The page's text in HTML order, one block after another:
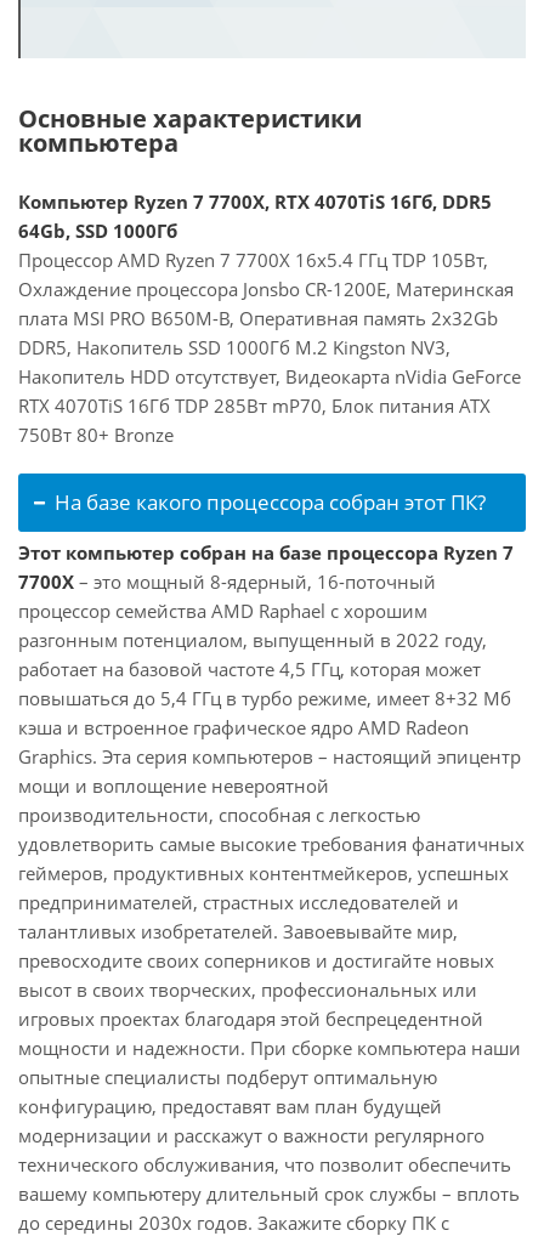
Основные характеристики
компьютера
Компьютер Ryzen 7 7700X, RTX 4070TiS 16Гб, DDR5
64Gb, SSD 1000Гб
Процессор AMD Ryzen 7 7700X 16x5.4 ГГц TDP 105Вт,
Охлаждение процессора Jonsbo CR-1200E, Материнская
плата MSI PRO B650M-B, Оперативная память 2x32Gb
DDR5, Накопитель SSD 1000Гб M.2 Kingston NV3,
Накопитель HDD отсутствует, Видеокарта nVidia GeForce
RTX 4070TiS 16Гб TDP 285Вт mP70, Блок питания ATX
750Вт 80+ Bronze
На базе какого процессора собран этот ПК?
Этот компьютер собран на базе процессора Ryzen 7
7700X – это мощный 8-ядерный, 16-поточный
процессор семейства AMD Raphael с хорошим
разгонным потенциалом, выпущенный в 2022 году,
работает на базовой частоте 4,5 ГГц, которая может
повышаться до 5,4 ГГц в турбо режиме, имеет 8+32 Мб
кэша и встроенное графическое ядро AMD Radeon
Graphics. Эта серия компьютеров – настоящий эпицентр
мощи и воплощение невероятной
производительности, способная с легкостью
удовлетворить самые высокие требования фанатичных
геймеров, продуктивных контентмейкеров, успешных
предпринимателей, страстных исследователей и
талантливых изобретателей. Завоевывайте мир,
превосходите своих соперников и достигайте новых
высот в своих творческих, профессиональных или
игровых проектах благодаря этой беспрецедентной
мощности и надежности. При сборке компьютера наши
опытные специалисты подберут оптимальную
конфигурацию, предоставят вам план будущей
модернизации и расскажут о важности регулярного
технического обслуживания, что позволит обеспечить
вашему компьютеру длительный срок службы – вплоть
до середины 2030х годов. Закажите сборку ПК с